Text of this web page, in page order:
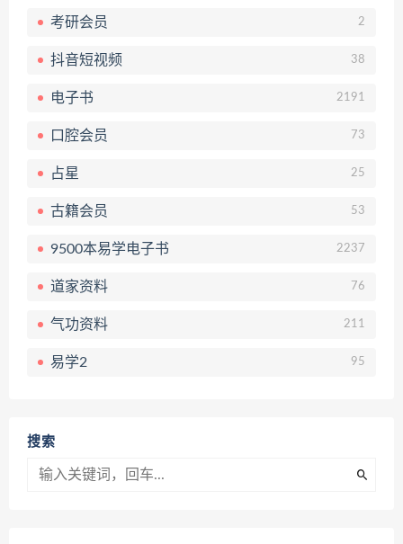
考研会员 2
抖音短视频 38
电子书 2191
口腔会员 73
占星 25
古籍会员 53
9500本易学电子书 2237
道家资料 76
气功资料 211
易学2 95
搜索